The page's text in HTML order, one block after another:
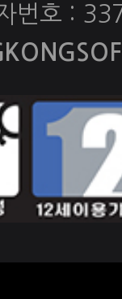
번호 :